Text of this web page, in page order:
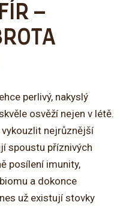
–
perlivý, nakyslý
osvěží nejen v létě.
vykouzlit nejrůznější
spoustu příznivých
posílení imunity,
a dokonce
už existují stovky